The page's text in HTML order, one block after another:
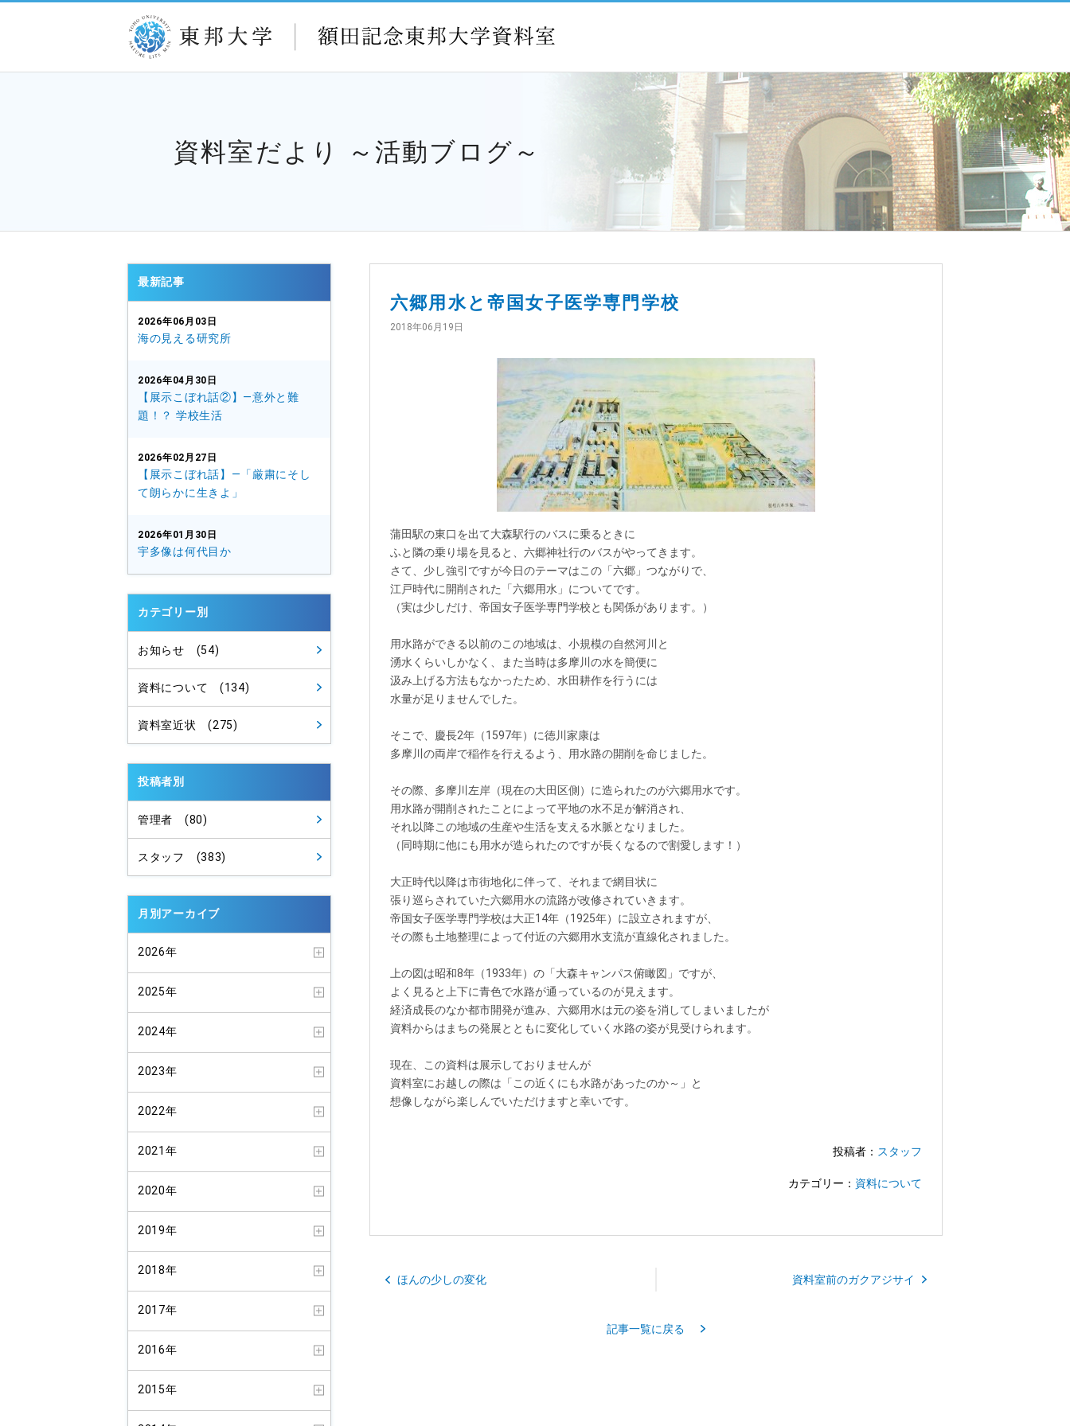
資料室だより ～活動ブログ～
六郷用水と帝国女子医学専門学校
2018年06月19日
蒲田駅の東口を出て大森駅行のバスに乗るときに
ふと隣の乗り場を見ると、六郷神社行のバスがやってきます。
さて、少し強引ですが今日のテーマはこの「六郷」つながりで、
江戸時代に開削された「六郷用水」についてです。
（実は少しだけ、帝国女子医学専門学校とも関係があります。）
用水路ができる以前のこの地域は、小規模の自然河川と
湧水くらいしかなく、また当時は多摩川の水を簡便に
汲み上げる方法もなかったため、水田耕作を行うには
水量が足りませんでした。
そこで、慶長2年（1597年）に徳川家康は
多摩川の両岸で稲作を行えるよう、用水路の開削を命じました。
その際、多摩川左岸（現在の大田区側）に造られたのが六郷用水です。
用水路が開削されたことによって平地の水不足が解消され、
それ以降この地域の生産や生活を支える水脈となりました。
（同時期に他にも用水が造られたのですが長くなるので割愛します！）
大正時代以降は市街地化に伴って、それまで網目状に
張り巡らされていた六郷用水の流路が改修されていきます。
帝国女子医学専門学校は大正14年（1925年）に設立されますが、
その際も土地整理によって付近の六郷用水支流が直線化されました。
上の図は昭和8年（1933年）の「大森キャンパス俯瞰図」ですが、
よく見ると上下に青色で水路が通っているのが見えます。
経済成長のなか都市開発が進み、六郷用水は元の姿を消してしまいましたが
資料からはまちの発展とともに変化していく水路の姿が見受けられます。
現在、この資料は展示しておりませんが
資料室にお越しの際は「この近くにも水路があったのか～」と
想像しながら楽しんでいただけますと幸いです。
投稿者： スタッフ
カテゴリー： 資料について
ほんの少しの変化 資料室前のガクアジサイ
記事一覧に戻る
最新記事
2026年06月03日
海の見える研究所
2026年04月30日
【展示こぼれ話②】—意外と難
題！？ 学校生活
2026年02月27日
【展示こぼれ話】—「厳粛にそし
て朗らかに生きよ」
2026年01月30日
宇多像は何代目か
カテゴリー別
お知らせ (54)
資料について (134)
資料室近状 (275)
投稿者別
管理者 (80)
スタッフ (383)
月別アーカイブ
2026年
2025年
2024年
2023年
2022年
2021年
2020年
2019年
2018年
2017年
2016年
2015年